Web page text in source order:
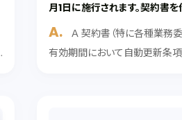
月1日に施行されます。契約書
点はあるのでしょうか。
Ａ 契約書（特に各種業務
有効期間において自動更新条